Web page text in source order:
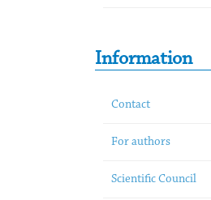
Information
Contact
For authors
Scientific Council